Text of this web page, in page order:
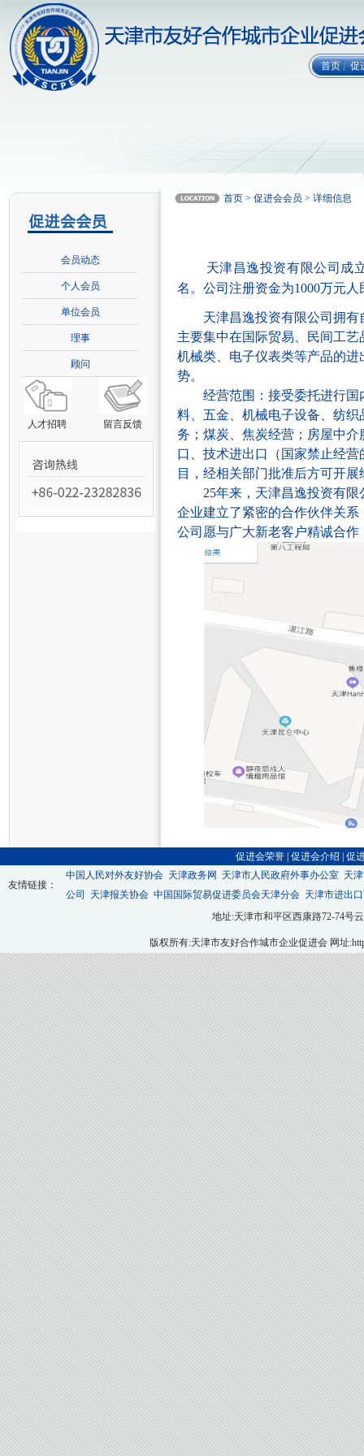
首页 促
会员动态
个人会员
单位会员
理事
顾问
人才招聘 留言反馈
首页 > 促进会会员 > 详细信息
天津昌逸投资有限公司 成
名 。公司注册资金为1000万元人
天津昌逸投资有限公司拥有
主要集中在国际贸易
民间工艺
机械类 、电子仪表类等产品的
势。
经营范围 ：接受委托进行国
料、五金、机械电子设备、纺
务；煤炭、焦炭经营；房屋中
口、技术进出口（国家禁止经
目，经相关部门批准后方可开
25年来， 天津昌逸投资有限
企业建立了紧密的合作伙伴关系
公司 愿与广大新老客户精诚合作
促进会荣誉 促进会介绍 促
友情链接：
中国人民对外友好协会 天津政务网 天津市人民政府外事办公室 天
公司
天津报关协会 中国国际贸易促进委员会天津分会 天津市进出
地址:天津市和平区西康路72-74号云
版权所有:天津市友好合作城市企业促进会 网址